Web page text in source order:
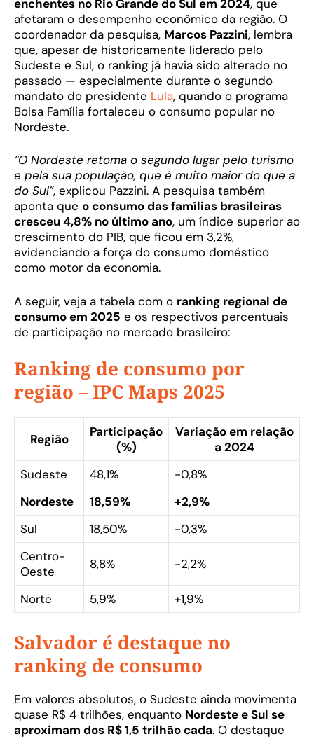
enchentes no Rio Grande do Sul em 2024, que
afetaram o desempenho econômico da região. O
coordenador da pesquisa, Marcos Pazzini, lembra
que, apesar de historicamente liderado pelo
Sudeste e Sul, o ranking já havia sido alterado no
passado — especialmente durante o segundo
mandato do presidente Lula, quando o programa
Bolsa Família fortaleceu o consumo popular no
Nordeste.
“O Nordeste retoma o segundo lugar pelo turismo
e pela sua população, que é muito maior do que a
do Sul”, explicou Pazzini. A pesquisa também
aponta que o consumo das famílias brasileiras
cresceu 4,8% no último ano, um índice superior ao
crescimento do PIB, que ficou em 3,2%,
evidenciando a força do consumo doméstico
como motor da economia.
A seguir, veja a tabela com o ranking regional de
consumo em 2025 e os respectivos percentuais
de participação no mercado brasileiro:
Ranking de consumo por
região – IPC Maps 2025
Região
Participação
(%)
Variação em relação
a 2024
Sudeste
48,1%
-0,8%
Nordeste
18,59%
+2,9%
Sul
18,50%
-0,3%
Centro-
Oeste
8,8% -2,2%
Norte 5,9% +1,9%
Salvador é destaque no
ranking de consumo
Em valores absolutos, o Sudeste ainda movimenta
quase R$ 4 trilhões, enquanto Nordeste e Sul se
aproximam dos R$ 1,5 trilhão cada. O destaque